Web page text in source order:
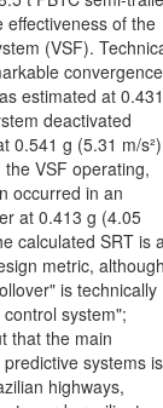
effectiveness of the
(VSF).
estimated at 0.431
deactivated
0.541 g (5.31 m/s²)
VSF operating,
occurred in an
at 0.413 g (4.05
calculated SRT is
metric,
is technically
system";
that the main
systems is
highways,